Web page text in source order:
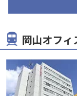
岡山オフィ